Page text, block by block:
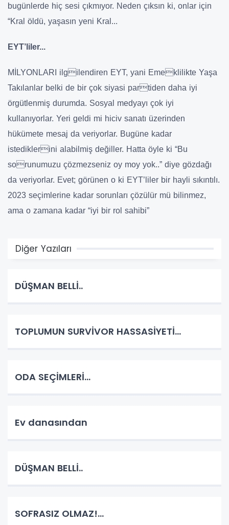
bugünlerde hiç sesi çıkmıyor. Neden çıksın ki, onlar için
“Kral öldü, yaşasın yeni Kral...
EYT’liler...
MİLYONLARI ilgilendiren EYT, yani Emeklilikte Yaşa
Takılanlar belki de bir çok siyasi partiden daha iyi
örgütlenmiş durumda. Sosyal medyayı çok iyi
kullanıyorlar. Yeri geldi mi hiciv sanatı üzerinden
hükümete mesaj da veriyorlar. Bugüne kadar
istediklerini alabilmiş değiller. Hatta öyle ki “Bu
sorunumuzu çözmezseniz oy moy yok..” diye gözdağı
da veriyorlar. Evet; görünen o ki EYT’liler bir hayli sıkıntılı.
2023 seçimlerine kadar sorunları çözülür mü bilinmez,
ama o zamana kadar “iyi bir rol sahibi”
Diğer Yazıları
DÜŞMAN BELLİ..
TOPLUMUN SURVİVOR HASSASİYETİ...
ODA SEÇİMLERİ...
Ev danasından
DÜŞMAN BELLİ..
SOFRASIZ OLMAZ!...